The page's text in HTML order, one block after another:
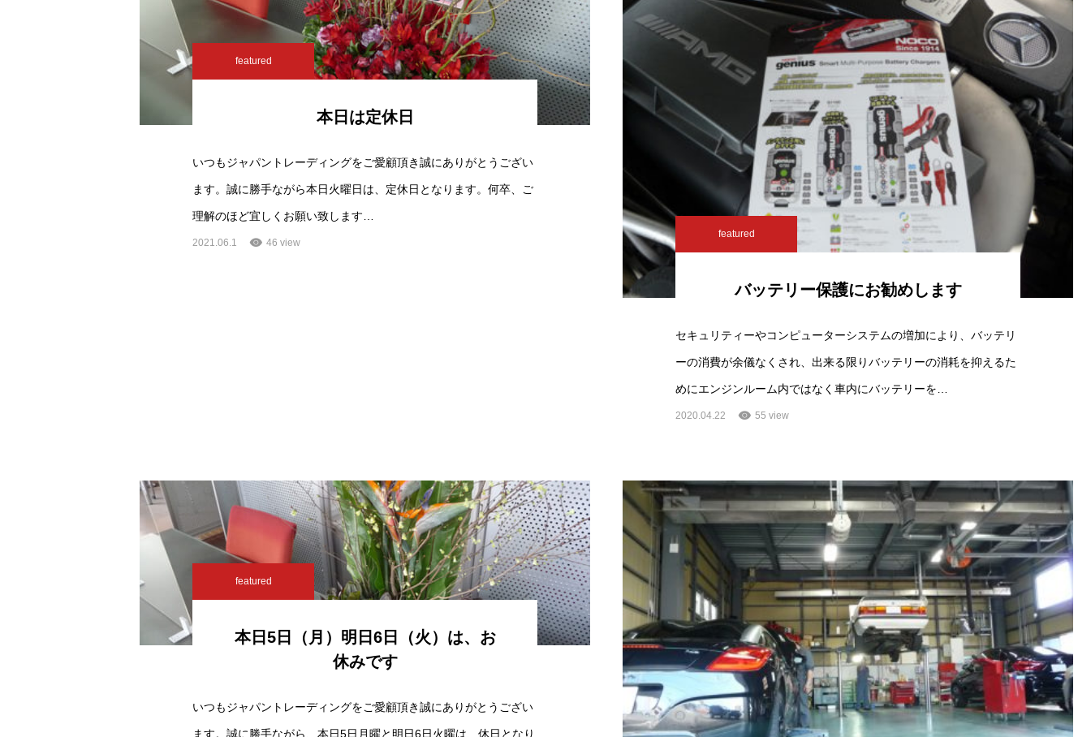
featured
本日は定休日
いつもジャパントレーディングをご愛顧頂き誠にありがとうござい
ます。誠に勝手ながら本日火曜日は、定休日となります。何卒、ご
理解のほど宜しくお願い致します…
2021.06.1 46 view
featured
バッテリー保護にお勧めします
セキュリティーやコンピューターシステムの増加により、バッテリ
ーの消費が余儀なくされ、出来る限りバッテリーの消耗を抑えるた
めにエンジンルーム内ではなく車内にバッテリーを…
2020.04.22 55 view
featured
本日5日（月）明日6日（火）は、お
休みです
いつもジャパントレーディングをご愛顧頂き誠にありがとうござい
ます。誠に勝手ながら、本日5日月曜と明日6日火曜は、休日となり